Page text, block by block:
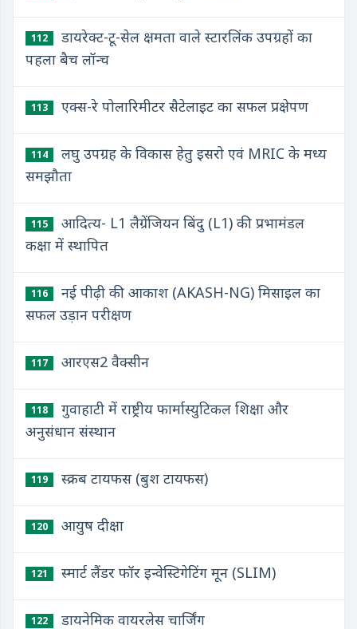
112
डायरेक्ट-टू-सेल क्षमता वाले स्टारलिंक उपग्रहों का
पहला बैच लॉन्च
113 एक्स-रे पोलारिमीटर सैटेलाइट का सफल प्रक्षेपण
114
लघु उपग्रह के विकास हेतु इसरो एवं MRIC के मध्य
समझौता
115
आदित्य- L1 लैग्रेंजियन बिंदु (L1) की प्रभामंडल
कक्षा में स्थापित
116
नई पीढ़ी की आकाश (AKASH-NG) मिसाइल का
सफल उड़ान परीक्षण
117 आरएस2 वैक्सीन
118
गुवाहाटी में राष्ट्रीय फार्मास्युटिकल शिक्षा और
अनुसंधान संस्थान
119 स्क्रब टायफस (बुश टायफस)
120 आयुष दीक्षा
121 स्मार्ट लैंडर फॉर इन्वेस्टिगेटिंग मून (SLIM)
122 डायनेमिक वायरलेस चार्जिंग